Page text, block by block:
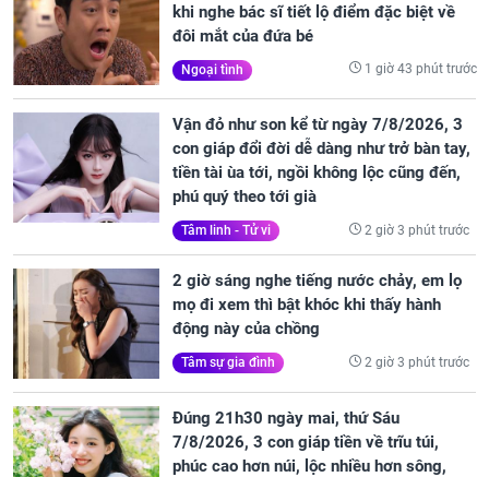
khi nghe bác sĩ tiết lộ điểm đặc biệt về
đôi mắt của đứa bé
Ngoại tình 1 giờ 43 phút trước
Vận đỏ như son kể từ ngày 7/8/2026, 3
con giáp đổi đời dễ dàng như trở bàn tay,
tiền tài ùa tới, ngồi không lộc cũng đến,
phú quý theo tới già
Tâm linh - Tử vi 2 giờ 3 phút trước
2 giờ sáng nghe tiếng nước chảy, em lọ
mọ đi xem thì bật khóc khi thấy hành
động này của chồng
Tâm sự gia đình 2 giờ 3 phút trước
Đúng 21h30 ngày mai, thứ Sáu
7/8/2026, 3 con giáp tiền về trĩu túi,
phúc cao hơn núi, lộc nhiều hơn sông,